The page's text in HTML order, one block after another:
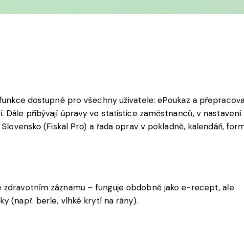
dostupné pro všechny uživatele: ePoukaz a
Dále přibývají úpravy ve statistice zaměstnanců, v
(Fiskal Pro) a řada oprav v pokladně, kalendáři,
zdravotním záznamu–funguje obdobně jako e-recept, ale
(např. berle, vlhké krytí na rány).